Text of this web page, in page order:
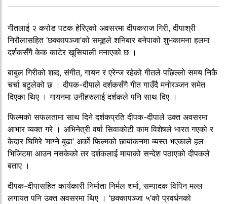
गीतलाई २ करोड पटक हेरिएको अवसरमा दीपकराज गिरी, दीपाश्री
निरौलासहित ‘छक्कापञ्जा’को समूहले शनिबार बनेपाको शुभकामना हलमा
दर्शकसँगै केक काटेर खुसियाली मनाएको छ ।
बाबुल गिरीको शब्द, संगीत, गायन र एरेन्ज रहेको गीतले पछिल्लो समय निकै
चर्चा बटुलेको छ । दीपक-दीपाले दर्शकसँगै गीत गाउँदै मनोरञ्जन समेत
दिएका थिए । गायनमा उनीहरुलाई दर्शकले पनि साथ दिए ।
फिल्मको सफलतामा साथ दिने दर्शकप्रति दीपक-दीपाले उक्त अवसरमा
आभार व्यक्त गरे । अभिनेत्री वर्षा सिवाकोटी काम विशेषले भारत गएको र
केदार घिमिरे ‘माग्ने बुढा’ अर्को फिल्मको छायांकनमा ब्यस्त भएकाले हल
भिजिटमा आउन नसकेको तर दर्शकलाई मायाको सन्देश पठाएको दीपकले
बताए ।
दीपक-दीपासहित कार्यकारी निर्माता निर्मल शर्मा, सम्पादक विपिन मल्ल
लगायत पनि उक्त अवसरमा थिए । ‘छक्कापञ्जा ५’को प्रवर्धनको